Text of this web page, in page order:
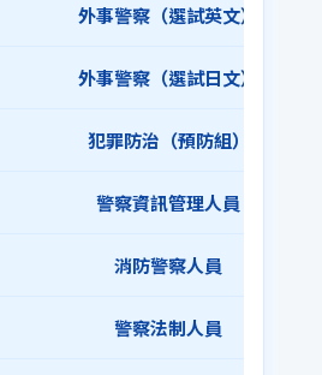
外事警察（選試英文）
外事警察（選試日文）
犯罪防治（預防組）
警察資訊管理人員
消防警察人員
警察法制人員